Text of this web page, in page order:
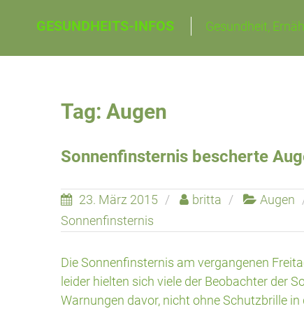
GESUNDHEITS-INFOS Gesundheit,
Tag: Augen
Sonnenfinsternis bescherte
23. März 2015 britta Augen
Sonnenfinsternis
Die Sonnenfinsternis am vergangenen
leider hielten sich viele der Beobachter der
Warnungen davor, nicht ohne Schutzbrille